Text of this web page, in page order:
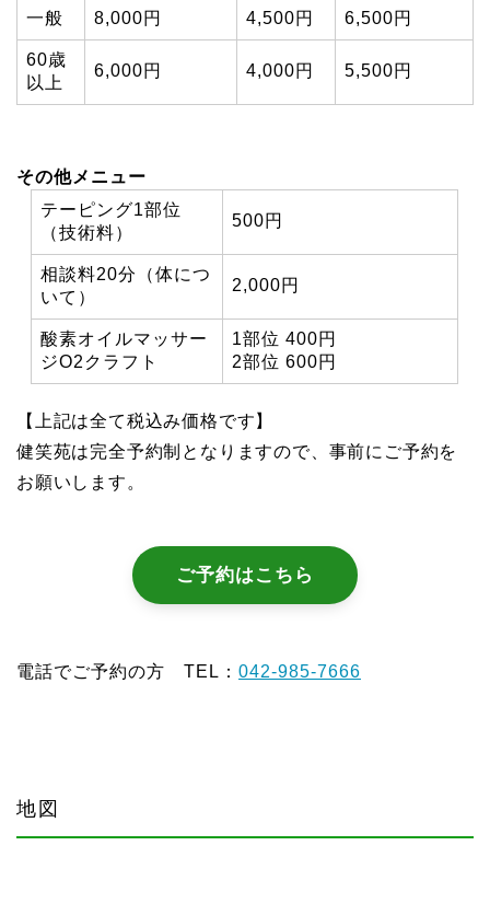
一般 8,000円 4,500円 6,500円
60歳
以上
6,000円 4,000円 5,500円
その他メニュー
テーピング1部位
（技術料）
500円
相談料20分（体につ
いて）
2,000円
酸素オイルマッサー
ジO2クラフト
1部位 400円
2部位 600円
【上記は全て税込み価格です】
健笑苑は完全予約制となりますので、事前にご予約を
お願いします。
ご予約はこちら
電話でご予約の方 TEL： 042-985-7666
地図